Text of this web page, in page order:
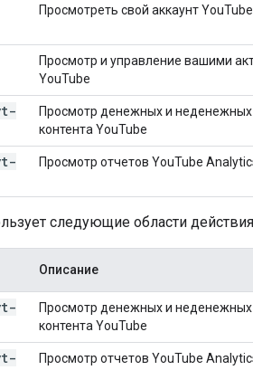
Просмотреть свой аккаунт YouTube
Просмотр и управление вашими
YouTube
Просмотр денежных и
контента YouTube
Просмотр отчетов YouTube
следующие области
Описание
Просмотр денежных и
контента YouTube
Просмотр отчетов YouTube